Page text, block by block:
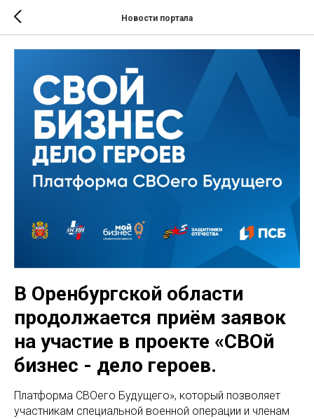
Новости портала
В Оренбургской области
продолжается приём заявок
на участие в проекте «СВОй
бизнес - дело героев.
Платформа СВОего Будущего», который позволяет
участникам специальной военной операции и членам